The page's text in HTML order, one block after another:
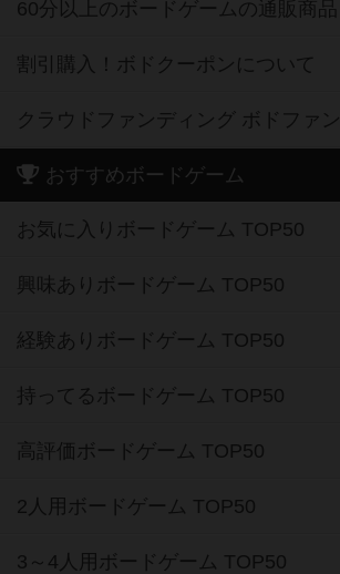
60分以上のボードゲームの通販商品
割引購入！ボドクーポンについて
クラウドファンディング ボドファン
おすすめボードゲーム
お気に入りボードゲーム TOP50
興味ありボードゲーム TOP50
経験ありボードゲーム TOP50
持ってるボードゲーム TOP50
高評価ボードゲーム TOP50
2人用ボードゲーム TOP50
3～4人用ボードゲーム TOP50